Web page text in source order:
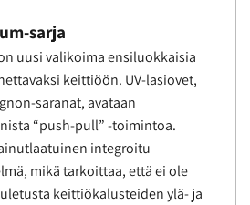
sarja
uusi valikoima ensiluokkaisia
keittiöön. UV-lasiovet,
saranat, avataan
“push-pull” -toimintoa.
integroitu
mikä tarkoittaa, että ei ole
keittiökalusteiden ylä- ja